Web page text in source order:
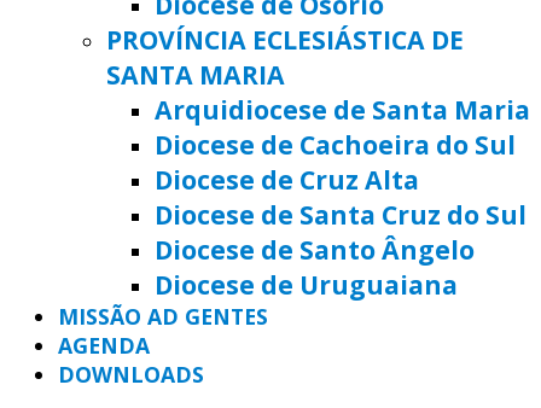
PROVÍNCIA ECLESIÁSTICA DE
SANTA MARIA
Arquidiocese de Santa Maria
Diocese de Cachoeira do Sul
Diocese de Cruz Alta
Diocese de Santa Cruz do Sul
Diocese de Santo Ângelo
Diocese de Uruguaiana
MISSÃO AD GENTES
AGENDA
DOWNLOADS